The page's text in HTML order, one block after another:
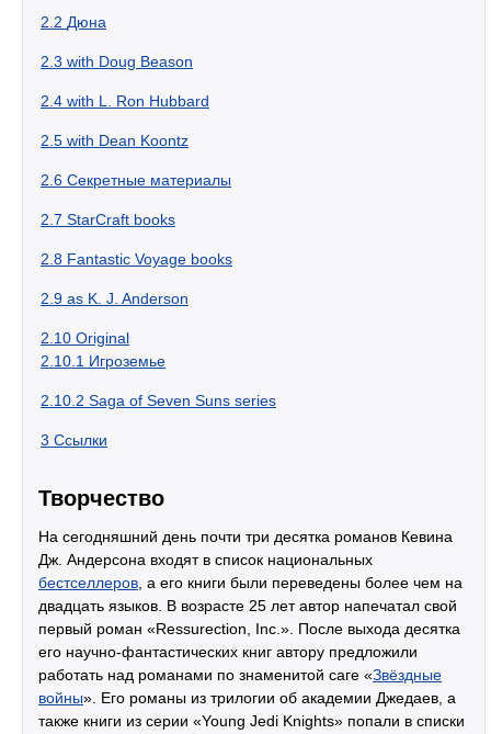
2.2 Дюна
2.3 with Doug Beason
2.4 with L. Ron Hubbard
2.5 with Dean Koontz
2.6 Секретные материалы
2.7 StarCraft books
2.8 Fantastic Voyage books
2.9 as K. J. Anderson
2.10 Original
2.10.1 Игроземье
2.10.2 Saga of Seven Suns series
3 Ссылки
Творчество
На сегодняшний день почти три десятка романов Кевина
Дж. Андерсона входят в список национальных
бестселлеров , а его книги были переведены более чем на
двадцать языков. В возрасте 25 лет автор напечатал свой
первый роман «Ressurection, Inc.». После выхода десятка
его научно-фантастических книг автору предложили
работать над романами по знаменитой саге «Звёздные
войны». Его романы из трилогии об академии Джедаев, а
также книги из серии «Young Jedi Knights» попали в списки